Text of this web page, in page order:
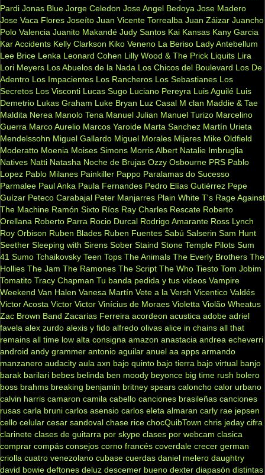
Pardi Jonas Blue Jorge Celedon Jose Angel Bedoya Jose Madero
Jose Vaca Flores Joseíto Juan Vicente Torrealba Juan Záizar Juancho
Polo Valencia Juanito Makandé Judy Santos Kai Kansas Kany Garcia
Kar Accidents Kelly Clarkson Kiko Veneno La Beriso Lady Antebellum
Lee Brice Lenka Leonard Cohen Lilly Wood & The Prick Liquits Lira
Lori Meyers Los Abuelos de la Nada Los Chicos del Boulevard Los De
Adentro Los Impacientes Los Rancheros Los Sebastianes Los
Secretos Los Visconti Lucas Sugo Luciano Pereyra Luis Aguilé Luis
Demetrio Lukas Graham Luke Bryan Luz Casal M clan Maddie & Tae
Maldita Nerea Manolo Tena Manuel Julian Manuel Turizo Marcelino
Guerra Marco Aurelio Marcos Yaroide Marta Sanchez Martín Urieta
Mendelssohn Miguel Gallardo Miguel Morales Mijares Mike Oldfield
Moderatto Moenia Moises Simons Morris Albert Natalie Imbruglia
Natives Natti Natasha Noche de Brujas Ozzy Osbourne PRS Pablo
Lopez Pablo Milanes Painkiller Pappo Paralamas do Sucesso
Parmalee Paul Anka Paula Fernandes Pedro Elías Gutiérrez Pepe
Guízar Peteco Carabajal Peter Manjarres Plain White T's Rage Against
The Machine Ramón Sixto Ríos Ray Charles Rescate Roberto
Orellana Roberto Parra Rocio Durcal Rodrigo Amarante Ross Lynch
Roy Orbison Ruben Blades Ruben Fuentes Sabú Salserin Sam Hunt
Seether Sleeping with Sirens Sober Staind Stone Temple Pilots Sum
41 Sumo Tchaikovsky Teen Tops The Animals The Everly Brothers The
Hollies The Jam The Ramones The Script The Who Tiesto Tom Jobim
Tomatito Tracy Chapman Tu banda pedida y tus videos Vampire
Weekend Van Halen Vanesa Martín Vete a la Versh Vicentico Valdés
Victor Acosta Victor Victor Vinícius de Moraes Violetta Violão Wheatus
Zac Brown Band Zacarias Ferreira acordeon acustica adobe adriel
favela alex zurdo alexis y fido alfredo olivas alice in chains all that
remains all time low alta consigna amazon anastacia andrea echeverri
android andy grammer antonio aguilar anuel aa apps armando
manzanero audacity aula axn bajo quinto bajo tierra bajo virtual banjo
barak barilari bebes belinda ben moody beyonce big time rush bolero
boss brahms breaking benjamin britney spears caloncho calor urbano
calvin harris camaron camila cabello canciones brasileñas canciones
rusas carla bruni carlos asensio carlos eleta almaran carly rae jepsen
cello celular cesar sandoval chase rice chocQuibTown chris jeday cifra
clarinete clases de guitarra por skype clases por webcam clasica
comprar compás consejos corno francés coverdale crecer german
criolla cuatro venezolano cubase cuerdas daniel melero daughtry
david bowie deftones deluz descemer bueno dexter diapasón distintas